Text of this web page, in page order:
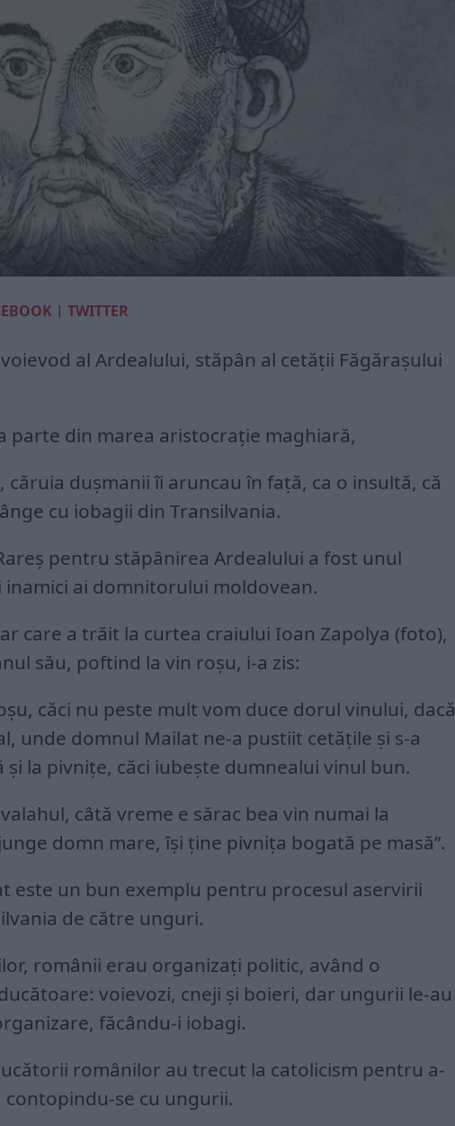
| TWITTER
al Ardealului, stăpân al cetății Făgărașului
parte din marea aristocrație maghiară,
căruia dușmanii îi aruncau în față, ca o insultă, că
cu iobagii din Transilvania.
pentru stăpânirea Ardealului a fost unul
ai domnitorului moldovean.
care a trăit la curtea craiului Ioan Zapolya (foto),
său, poftind la vin roșu, i-a zis:
căci nu peste mult vom duce dorul vinului, dacă
unde domnul Mailat ne-a pustiit cetățile și s-a
și la pivnițe, căci iubește dumnealui vinul bun.
câtă vreme e sărac bea vin numai la
domn mare, își ține pivnița bogată pe masă”.
este un bun exemplu pentru procesul aservirii
de către unguri.
românii erau organizați politic, având o
voievozi, cneji și boieri, dar ungurii le-au
făcându-i iobagi.
românilor au trecut la catolicism pentru a-
se cu ungurii.